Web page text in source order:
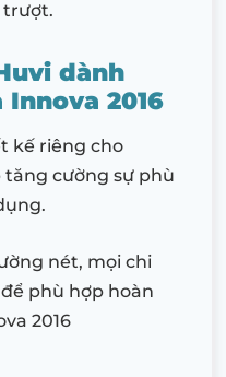
trượt.
dành
2016
kế riêng cho
tăng cường sự phù
nét, mọi chi
phù hợp hoàn
2016